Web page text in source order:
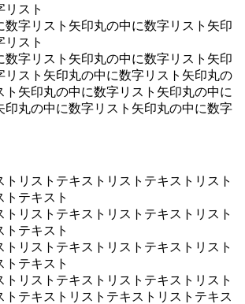
リスト
数字リスト矢印丸の中に数字リスト矢印
リスト
数字リスト矢印丸の中に数字リスト矢印
リスト矢印丸の中に数字リスト矢印丸の
ト矢印丸の中に数字リスト矢印丸の中に
印丸の中に数字リスト矢印丸の中に数字
トリストテキストリストテキストリスト
トテキスト
トリストテキストリストテキストリスト
トテキスト
トリストテキストリストテキストリスト
トテキスト
トリストテキストリストテキストリスト
トテキストリストテキストリストテキス